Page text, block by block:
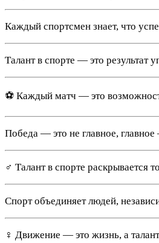
Каждый спортсмен знает, что
Талант в спорте — это результат
⚽️ Каждый матч — это
Победа — это не главное,
️‍♂️ Талант в спорте раскрывается
Спорт объединяет людей,
‍♀️ Движение — это жизнь, а